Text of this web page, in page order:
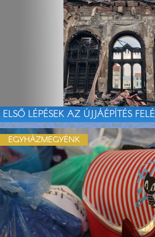
ELSŐ LÉPÉSEK AZ ÚJJÁÉPÍTÉS FELÉ
EGYHÁZMEGYÉNK